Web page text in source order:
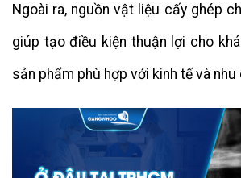
Ngoài ra, nguồn vật liệu cấy ghép
giúp tạo điều kiện thuận lợi cho
sản phẩm phù hợp với kinh tế và